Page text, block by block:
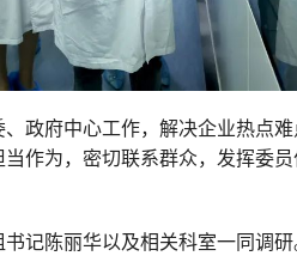
政府中心工作，解决企业热点
作为，密切联系群众，发挥委
记陈丽华以及相关科室一同调研